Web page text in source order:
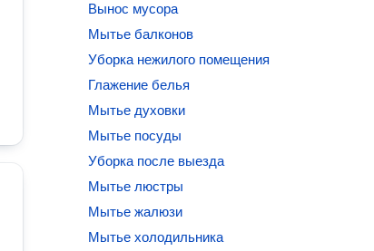
Вынос мусора
Мытье балконов
Уборка нежилого помещения
Глажение белья
Мытье духовки
Мытье посуды
Уборка после выезда
Мытье люстры
Мытье жалюзи
Мытье холодильника